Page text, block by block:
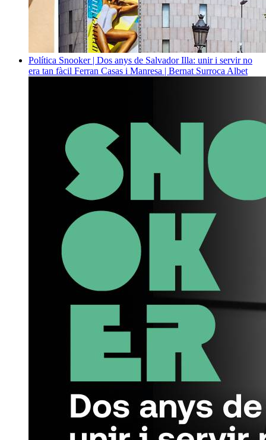
Política Snooker | Dos anys de Salvador Illa: unir i servir no
era tan fàcil Ferran Casas i Manresa | Bernat Surroca Albet